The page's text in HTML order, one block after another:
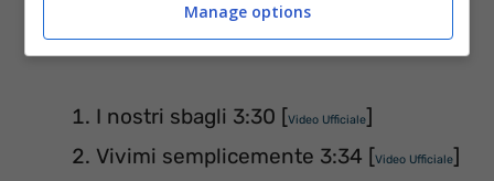
I nostri sbagli 3:30 [Video Ufficiale]
Vivimi semplicemente 3:34 [Video Ufficiale]
Manage options